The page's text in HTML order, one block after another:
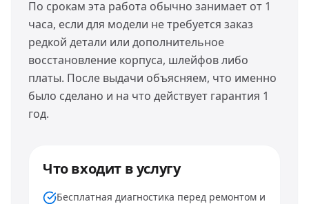
По срокам эта работа обычно занимает от 1
часа, если для модели не требуется заказ
редкой детали или дополнительное
восстановление корпуса, шлейфов либо
платы. После выдачи объясняем, что именно
было сделано и на что действует гарантия 1
год.
Что входит в услугу
Бесплатная диагностика перед ремонтом и